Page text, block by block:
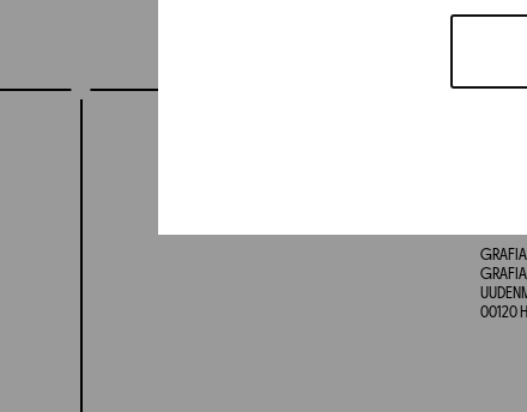
GRAFIA
00120